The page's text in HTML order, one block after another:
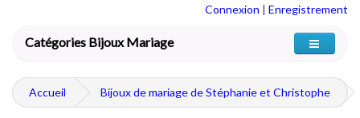
Connexion | Enregistrement
Catégories Bijoux Mariage
Accueil Bijoux de mariage de Stéphanie et Christophe